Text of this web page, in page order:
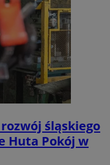
śląskiego
Huta Pokój w